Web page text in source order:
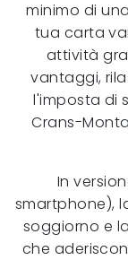
minimo di
tua carta
attività
vantaggi,
l'imposta di
Crans-
In
smartphone),
soggiorno e
che